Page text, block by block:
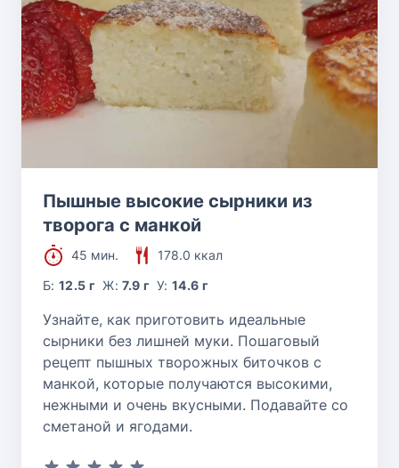
Пышные высокие сырники из
творога с манкой
45 мин.
178.0 ккал
Б:12.5 г Ж:7.9 г У:14.6 г
Узнайте, как приготовить идеальные
сырники без лишней муки. Пошаговый
рецепт пышных творожных биточков с
манкой, которые получаются высокими,
нежными и очень вкусными. Подавайте со
сметаной и ягодами.